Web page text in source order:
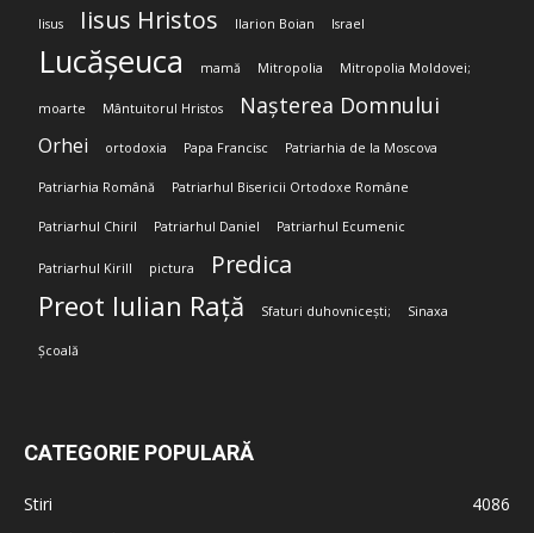
Iisus Iisus Hristos Ilarion Boian Israel
Lucășeuca mamă Mitropolia Mitropolia Moldovei;
moarte Mântuitorul Hristos Nașterea Domnului
Orhei ortodoxia Papa Francisc Patriarhia de la Moscova
Patriarhia Română Patriarhul Bisericii Ortodoxe Române
Patriarhul Chiril Patriarhul Daniel Patriarhul Ecumenic
Patriarhul Kirill pictura Predica
Preot Iulian Rață Sfaturi duhovnicești; Sinaxa
Școală
CATEGORIE POPULARĂ
Stiri
4086